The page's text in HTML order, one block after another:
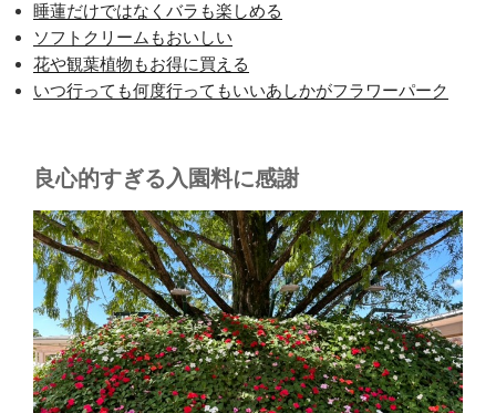
睡蓮だけではなくバラも楽しめる
ソフトクリームもおいしい
花や観葉植物もお得に買える
いつ行っても何度行ってもいいあしかがフラワーパーク
良心的すぎる入園料に感謝